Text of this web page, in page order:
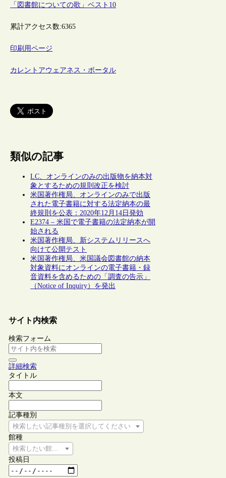
「図書館についての歌」ベスト10
累計アクセス数:6365
印刷用ページ
カレントアウェアネス・ポータル
類似の記事
LC、オンラインのみの出版物を納本対
象とするための規則改正を検討
米国著作権局、オンラインのみで出版
された電子書籍に対する法定納本の最
終規則を公表：2020年12月14日発効
E2374 – 米国で電子書籍の法定納本が開
始される
米国著作権局、新システムリリースへ
向けて公開テスト
米国著作権局、米国議会図書館の納本
対象資料にオンラインの電子書籍・録
音資料を含めるための「調査の告示」
（Notice of Inquiry）を発出
サイト内検索
検索フォーム
詳細検索
タイトル
本文
記事種別
検索したい記事種別を選択してください
館種
検索したい館種を選択してください
投稿日